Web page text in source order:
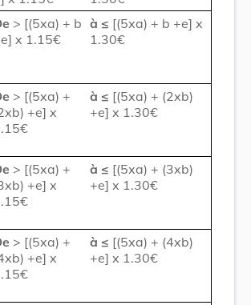
> [(5xa) + b
x 1.15€
à ≤ [(5xa) + b +e] x
1.30€
> [(5xa) +
+e] x
à ≤ [(5xa) + (2xb)
+e] x 1.30€
> [(5xa) +
+e] x
à ≤ [(5xa) + (3xb)
+e] x 1.30€
> [(5xa) +
+e] x
à ≤ [(5xa) + (4xb)
+e] x 1.30€